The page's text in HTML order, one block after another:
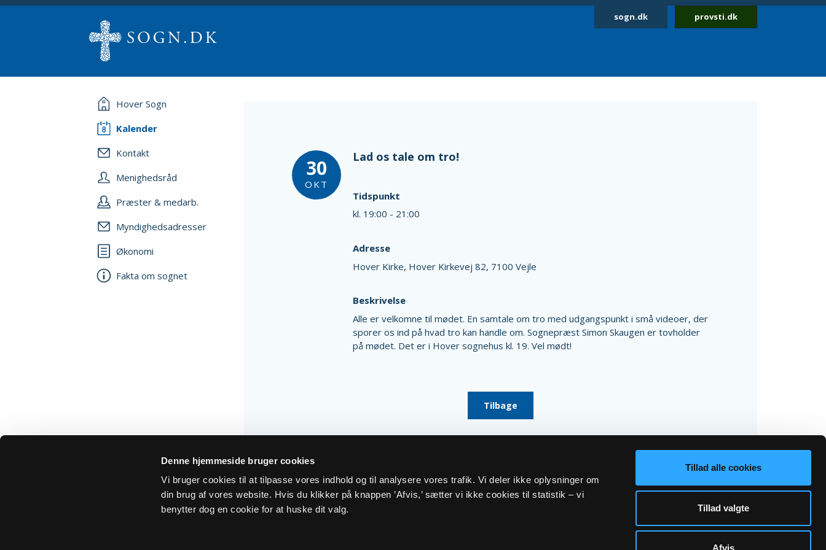
Denne hjemmeside bruger cookies
Vi bruger cookies til at tilpasse vores indhold og til analysere vores trafik. Vi deler ikke oplysninger om
din brug af vores website. Hvis du klikker på knappen ’Afvis,’ sætter vi ikke cookies til statistik – vi
benytter dog en cookie for at huske dit valg.
Tillad alle cookies
Tillad valgte
Afvis
sogn.dk provsti.dk
Hover Sogn
Kalender
Kontakt
Menighedsråd
Præster & medarb.
Myndighedsadresser
Økonomi
Fakta om sognet
30
OKT
Lad os tale om tro!
Tidspunkt
kl. 19:00 - 21:00
Adresse
Hover Kirke, Hover Kirkevej 82, 7100 Vejle
Beskrivelse
Alle er velkomne til mødet. En samtale om tro med udgangspunkt i små videoer, der
sporer os ind på hvad tro kan handle om. Sognepræst Simon Skaugen er tovholder
på mødet. Det er i Hover sognehus kl. 19. Vel mødt!
Tilbage